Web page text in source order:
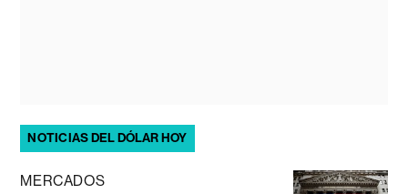
NOTICIAS DEL DÓLAR HOY
MERCADOS